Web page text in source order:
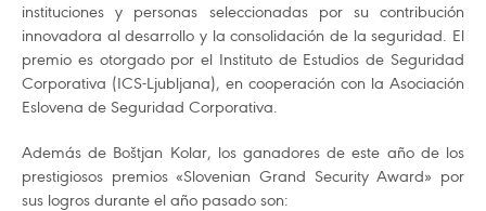
instituciones y personas seleccionadas por su contribución
innovadora al desarrollo y la consolidación de la seguridad. El
premio es otorgado por el Instituto de Estudios de Seguridad
Corporativa (ICS-Ljubljana), en cooperación con la Asociación
Eslovena de Seguridad Corporativa.
Además de Boštjan Kolar, los ganadores de este año de los
prestigiosos premios «Slovenian Grand Security Award» por
sus logros durante el año pasado son: